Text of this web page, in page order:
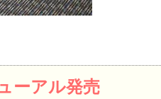
ーアル発売